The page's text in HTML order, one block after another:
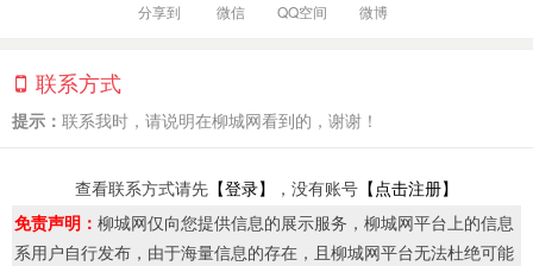
分享到 微信 QQ空间 微博
联系方式
提示： 联系我时，请说明在柳城网看到的，谢谢！
查看联系方式请先 【登录】 ，没有账号 【点击注册】
免责声明： 柳城网仅向您提供信息的展示服务，柳城网平台上的信息
系用户自行发布，由于海量信息的存在，且柳城网平台无法杜绝可能